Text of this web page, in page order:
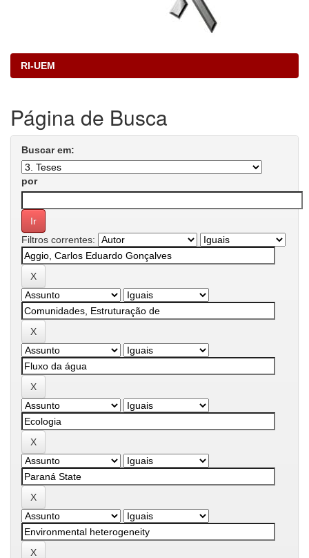
RI-UEM
Página de Busca
Buscar em:
por
Filtros correntes: